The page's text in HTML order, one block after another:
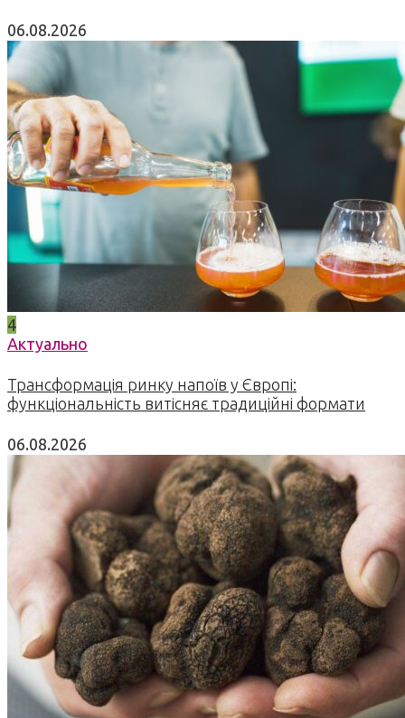
06.08.2026
4
Актуально
Трансформація ринку напоїв у Європі:
функціональність витісняє традиційні формати
06.08.2026